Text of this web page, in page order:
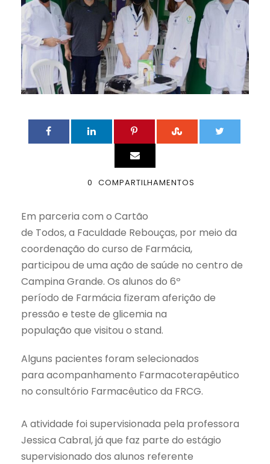
0 COMPARTILHAMENTOS
Em parceria com o Cartão
de Todos, a Faculdade Rebouças, por meio da
coordenação do curso de Farmácia,
participou de uma ação de saúde no centro de
Campina Grande. Os alunos do 6º
período de Farmácia fizeram aferição de
pressão e teste de glicemia na
população que visitou o stand.
Alguns pacientes foram selecionados
para acompanhamento Farmacoterapêutico
no consultório Farmacêutico da FRCG.
A atividade foi supervisionada pela professora
Jessica Cabral, já que faz parte do estágio
supervisionado dos alunos referente